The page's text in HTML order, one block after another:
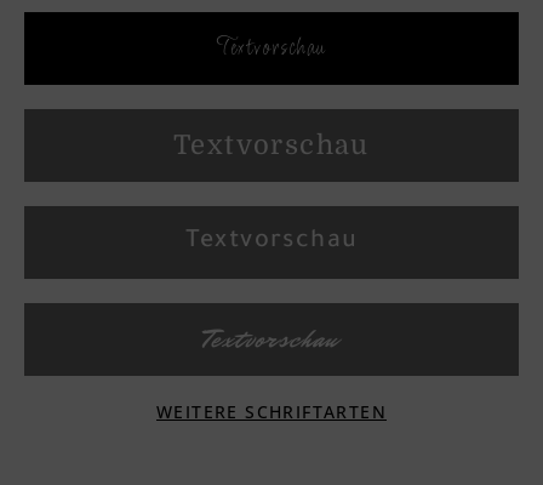
Textvorschau
Textvorschau
Textvorschau
Textvorschau
WEITERE SCHRIFTARTEN